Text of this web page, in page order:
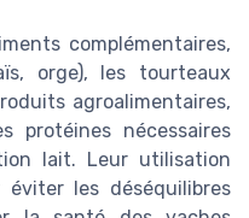
complémentaires,
orge), les tourteaux
agroalimentaires,
protéines nécessaires
lait. Leur utilisation
les déséquilibres